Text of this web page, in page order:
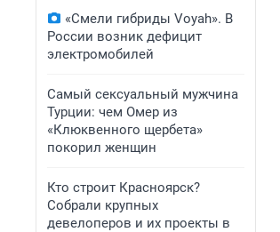
«Смели гибриды Voyah». В
России возник дефицит
электромобилей
Самый сексуальный мужчина
Турции: чем Омер из
«Клюквенного щербета»
покорил женщин
Кто строит Красноярск?
Собрали крупных
девелоперов и их проекты в